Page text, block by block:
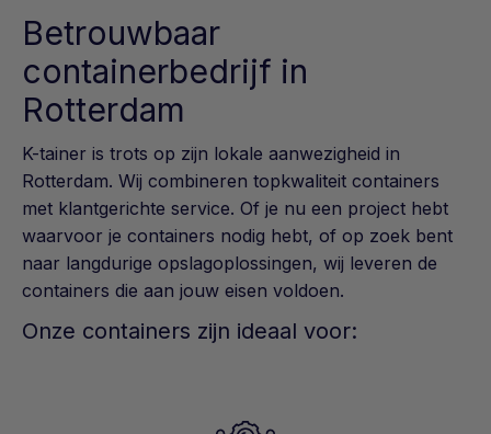
Betrouwbaar
containerbedrijf in
Rotterdam
K-tainer is trots op zijn lokale aanwezigheid in
Rotterdam. Wij combineren topkwaliteit containers
met klantgerichte service. Of je nu een project hebt
waarvoor je containers nodig hebt, of op zoek bent
naar langdurige opslagoplossingen, wij leveren de
containers die aan jouw eisen voldoen.
Onze containers zijn ideaal voor: